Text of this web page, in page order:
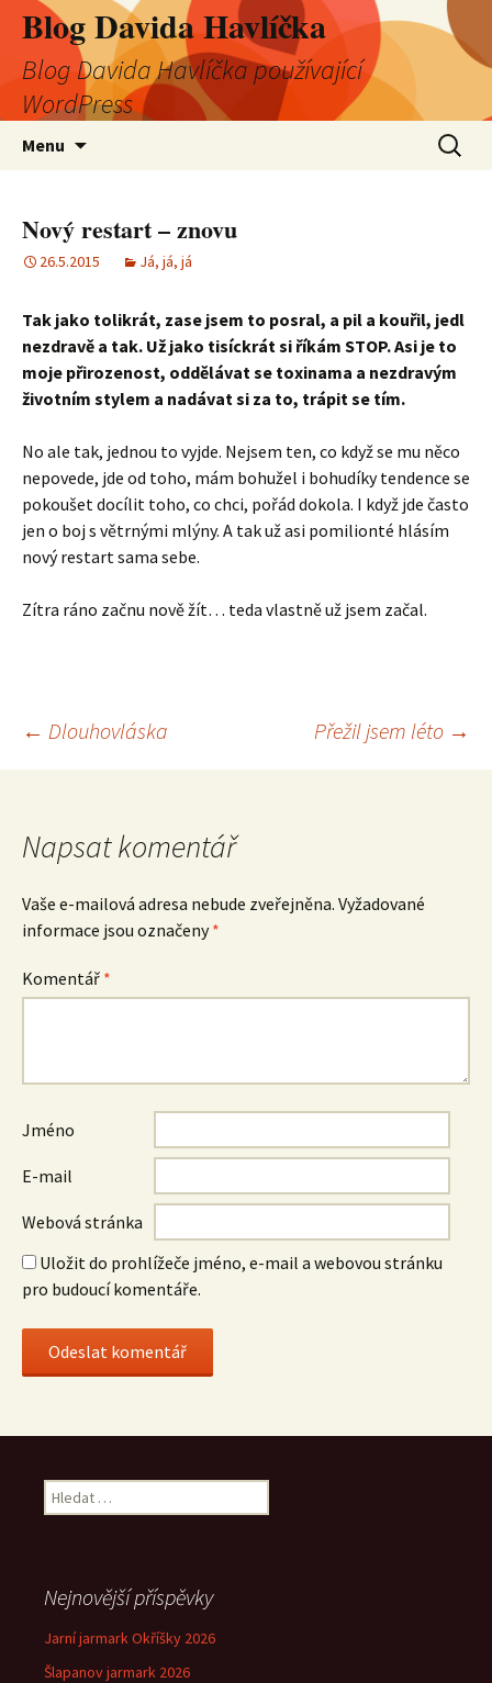
Blog Davida Havlíčka
Blog Davida Havlíčka používající
WordPress
Menu
Nový restart – znovu
26.5.2015 Já, já, já
Tak jako tolikrát, zase jsem to posral, a pil a kouřil, jedl
nezdravě a tak. Už jako tisíckrát si říkám STOP. Asi je to
moje přirozenost, oddělávat se toxinama a nezdravým
životním stylem a nadávat si za to, trápit se tím.
No ale tak, jednou to vyjde. Nejsem ten, co když se mu něco
nepovede, jde od toho, mám bohužel i bohudíky tendence se
pokoušet docílit toho, co chci, pořád dokola. I když jde často
jen o boj s větrnými mlýny. A tak už asi pomilionté hlásím
nový restart sama sebe.
Zítra ráno začnu nově žít… teda vlastně už jsem začal.
Navigace
pro
příspěvek
← Dlouhovláska Přežil jsem léto →
Napsat komentář
Vaše e-mailová adresa nebude zveřejněna. Vyžadované
informace jsou označeny*
Komentář *
Jméno
E-mail
Webová stránka
Uložit do prohlížeče jméno, e-mail a webovou stránku
pro budoucí komentáře.
Vyhledávání
Nejnovější příspěvky
Jarní jarmark Okříšky 2026
Šlapanov jarmark 2026